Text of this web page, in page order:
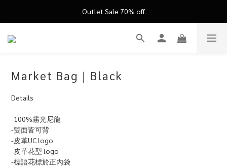
FATHER'S DAY ’26 ｜ 父親節限定盛典
Outlet Sale 70% off
FATHER'S DAY ’26 ｜ 父親節限定盛典
Market Bag｜Black
Details
-100%霧光尼龍
-雙面皆可背
-皮革UC logo
-皮革花型 logo
-標語花標於正內袋